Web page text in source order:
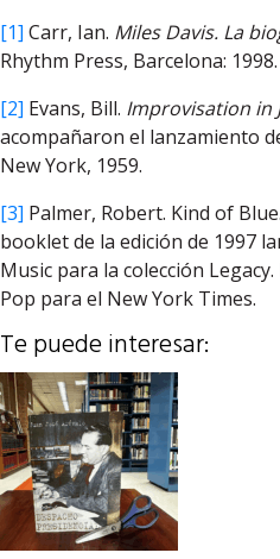
[1] Carr, Ian. Miles Davis. La
Rhythm Press, Barcelona:
[2] Evans, Bill. Improvisation in
acompañaron el lanzamiento
New York, 1959.
[3] Palmer, Robert. Kind of
booklet de la edición de 1997
Music para la colección
Pop para el New York Times.
Te puede interesar: